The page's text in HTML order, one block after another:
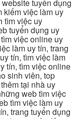
tuyển dụng
kiếm việc làm uy
tìm việc uy
tuyển dụng uy
việc online uy
làm uy tín, trang
tín, tìm việc làm
tín, tìm việc online
sinh viên, top
tại nhà uy
web tìm việc
tìm việc làm uy
trang tuyển dụng